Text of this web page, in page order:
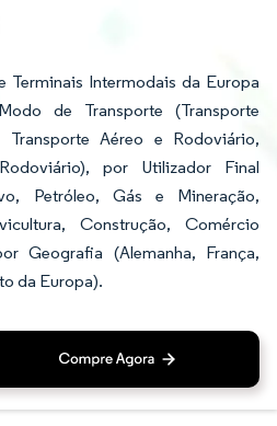
Intermodais da Europa
de Transporte (Transporte
Aéreo e Rodoviário,
por Utilizador Final
Petróleo, Gás e Mineração,
Construção, Comércio
Geografia (Alemanha, França,
da Europa).